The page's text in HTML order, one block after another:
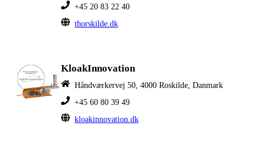
+45 20 83 22 40
thorskilde.dk
KloakInnovation
Håndværkervej 50, 4000 Roskilde, Danmark
+45 60 80 39 49
kloakinnovation.dk